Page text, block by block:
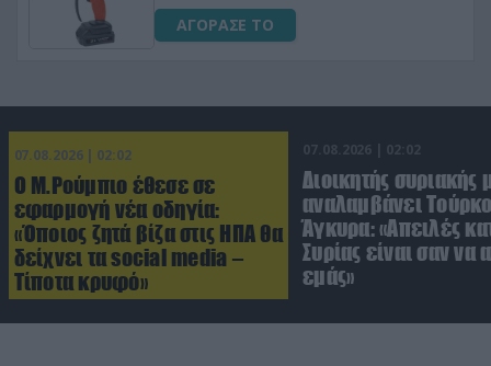
ΑΓΟΡΑΣΕ ΤΟ
07.08.2026 | 02:02
Ο Μ.Ρούμπιο έθεσε σε
εφαρμογή νέα οδηγία:
«Όποιος ζητά βίζα στις ΗΠΑ θα
δείχνει τα social media –
Τίποτα κρυφό»
07.08.2026 | 02:02
Διοικητής συριακής
αναλαμβάνει
Άγκυρα: «Απειλές
Συρίας είναι σαν να
εμάς»